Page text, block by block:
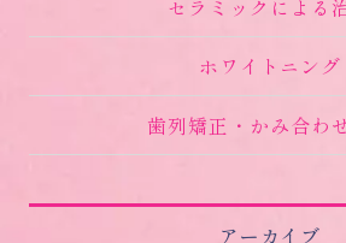
セラミックによる
ホワイトニング
歯列矯正・かみ合わ
アーカイブ